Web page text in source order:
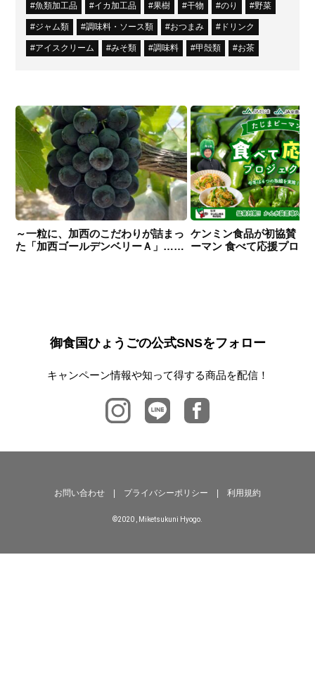
魚類加工品 イカ加工品 果樹 干物 のり 野菜
ジャム類 調味料・ソース類 おつまみ ドリンク
アイスクリーム みそ類 調味料 甲殻類 お茶
～一粒に、加西のこだわりが詰まっ
た「加西ゴールデンベリーＡ」……
ケンミン食品が初協賛！
ーマン 食べて応援プロ
御食国ひょうごの公式SNSをフォロー
キャンペーン情報や知って得する商品を配信！
お問い合わせ | プライバシーポリシー | 利用規約
©2020 , Miketsukuni Hyogo.